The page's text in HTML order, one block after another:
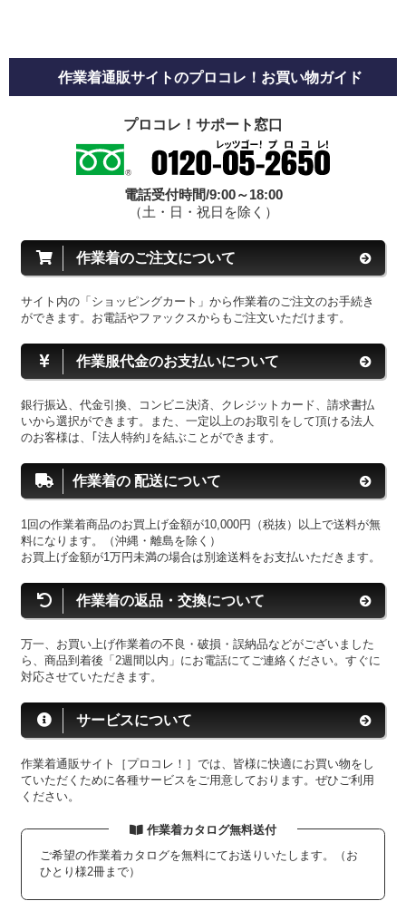
作業着通販サイトのプロコレ！お買い物ガイド
プロコレ！サポート窓口
電話受付時間/9:00～18:00
（土・日・祝日を除く）
作業着のご注文について
サイト内の「ショッピングカート」から作業着のご注文のお手続き
ができます。お電話やファックスからもご注文いただけます。
作業服代金のお支払いについて
銀行振込、代金引換、コンビニ決済、クレジットカード、請求書払
いから選択ができます。また、一定以上のお取引をして頂ける法人
のお客様は、｢法人特約｣を結ぶことができます。
作業着の 配送について
1回の作業着商品のお買上げ金額が10,000円（税抜）以上で送料が無
料になります。（沖縄・離島を除く）
お買上げ金額が1万円未満の場合は別途送料をお支払いただきます。
作業着の返品・交換について
万一、お買い上げ作業着の不良・破損・誤納品などがございました
ら、商品到着後「2週間以内」にお電話にてご連絡ください。すぐに
対応させていただきます。
サービスについて
作業着通販サイト［プロコレ！］では、皆様に快適にお買い物をし
ていただくために各種サービスをご用意しております。ぜひご利用
ください。
作業着カタログ無料送付
ご希望の作業着カタログを無料にてお送りいたします。（お
ひとり様2冊まで）